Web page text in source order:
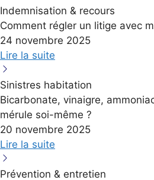
Indemnisation & recours
Comment régler un litige avec
24 novembre 2025
Lire la suite
Sinistres habitation
Bicarbonate, vinaigre,
mérule soi-même ?
20 novembre 2025
Lire la suite
Prévention & entretien